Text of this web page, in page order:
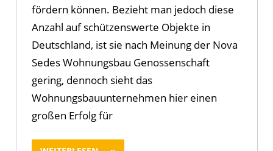
fördern können. Bezieht man jedoch diese
Anzahl auf schützenswerte Objekte in
Deutschland, ist sie nach Meinung der Nova
Sedes Wohnungsbau Genossenschaft
gering, dennoch sieht das
Wohnungsbauunternehmen hier einen
großen Erfolg für